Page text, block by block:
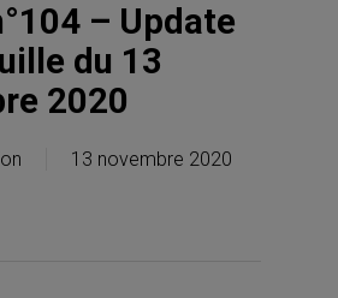
– Update
du 13
2020
13 novembre 2020